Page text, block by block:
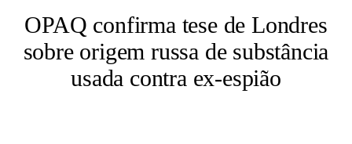
OPAQ confirma tese de Londres
sobre origem russa de substância
usada contra ex-espião